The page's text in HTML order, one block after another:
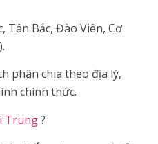
Tân Bắc, Đào Viên, Cơ
phân chia theo địa lý,
chính thức.
Trung?